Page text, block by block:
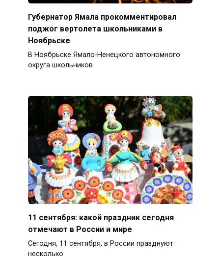
Губернатор Ямала прокомментировал
поджог вертолета школьниками в
Ноябрьске
В Ноябрьске Ямало-Ненецкого автономного
округа школьников
11 сентября: какой праздник сегодня
отмечают в России и мире
Сегодня, 11 сентября, в России празднуют
несколько